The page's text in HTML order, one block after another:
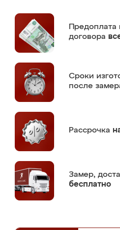
Предоплата
договора
Сроки
после
Рассрочка
Замер,
бесплатно